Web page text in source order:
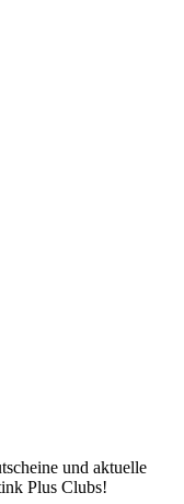
und aktuelle
Plus Clubs!